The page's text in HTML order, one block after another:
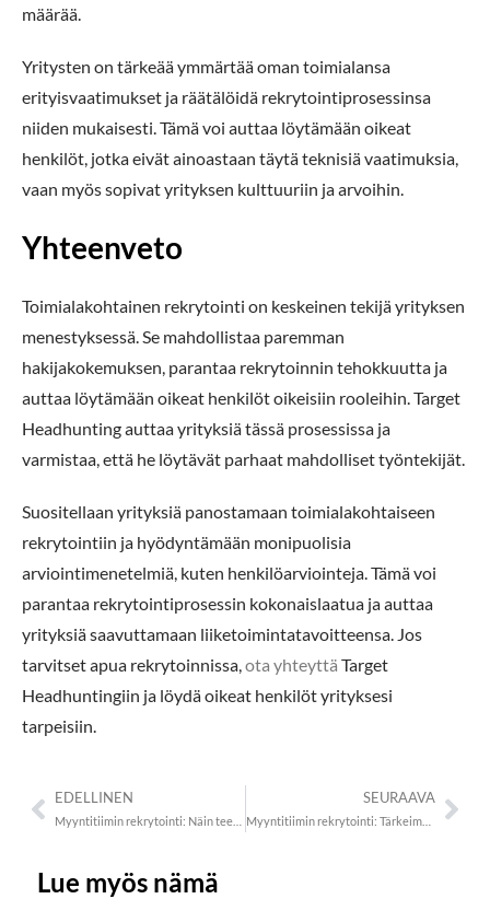
määrää.
Yritysten on tärkeää ymmärtää oman toimialansa
erityisvaatimukset ja räätälöidä rekrytointiprosessinsa
niiden mukaisesti. Tämä voi auttaa löytämään oikeat
henkilöt, jotka eivät ainoastaan täytä teknisiä vaatimuksia,
vaan myös sopivat yrityksen kulttuuriin ja arvoihin.
Yhteenveto
Toimialakohtainen rekrytointi on keskeinen tekijä yrityksen
menestyksessä. Se mahdollistaa paremman
hakijakokemuksen, parantaa rekrytoinnin tehokkuutta ja
auttaa löytämään oikeat henkilöt oikeisiin rooleihin. Target
Headhunting auttaa yrityksiä tässä prosessissa ja
varmistaa, että he löytävät parhaat mahdolliset työntekijät.
Suositellaan yrityksiä panostamaan toimialakohtaiseen
rekrytointiin ja hyödyntämään monipuolisia
arviointimenetelmiä, kuten henkilöarviointeja. Tämä voi
parantaa rekrytointiprosessin kokonaislaatua ja auttaa
yrityksiä saavuttamaan liiketoimintatavoitteensa. Jos
tarvitset apua rekrytoinnissa,ota yhteyttä Target
Headhuntingiin ja löydä oikeat henkilöt yrityksesi
tarpeisiin.
EDELLINEN SEURAAVA
Myyntitiimin rekrytointi: Tärkeimmät huomioitavat asiat
Lue myös nämä